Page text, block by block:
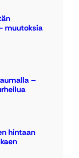
muutoksia
–
hintaan